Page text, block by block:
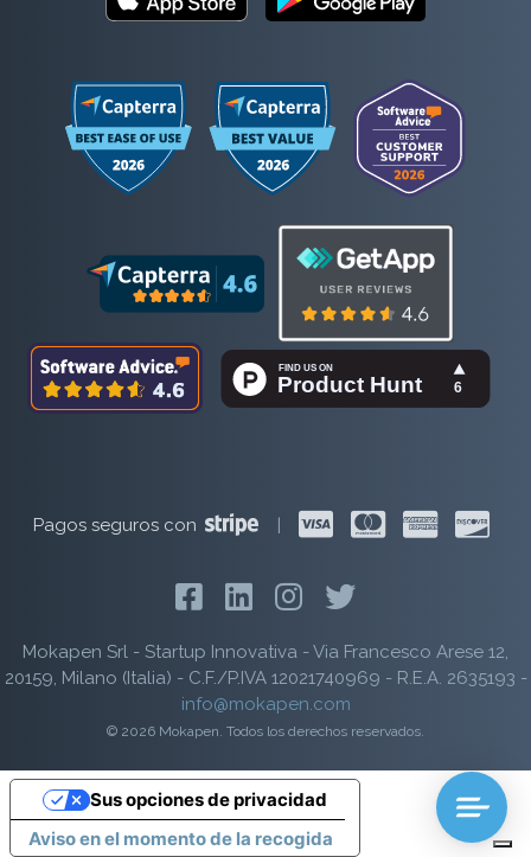
Pagos seguros con
Mokapen Srl - Startup Innovativa - Via Francesco Arese 12,
20159, Milano (Italia) - C.F./P.IVA 12021740969 - R.E.A. 2635193 -
info@mokapen.com
© 2026 Mokapen. Todos los derechos reservados.
Aviso en el momento de la recogida
Sus opciones de privacidad